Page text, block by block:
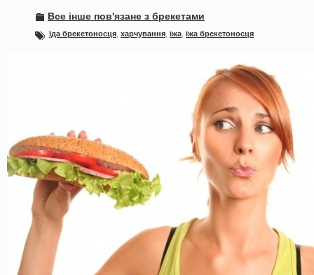
Все інше пов'язане з брекетами
їда брекетоносця харчування ,їжа ,їжа брекетоносця